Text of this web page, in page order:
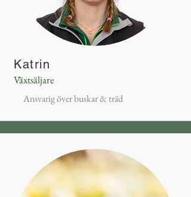
Katrin
Växtsäljare
Ansvarig över buskar & träd